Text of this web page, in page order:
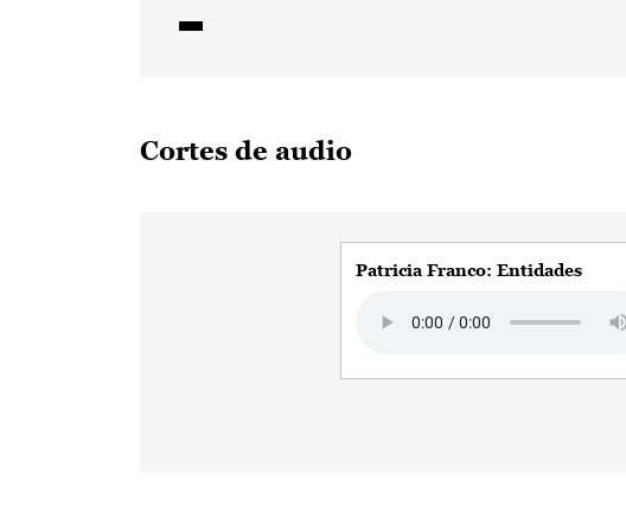
Cortes de audio
Patricia Franco: Entidades